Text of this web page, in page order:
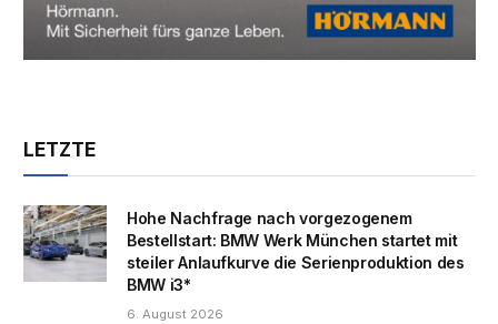
LETZTE
Hohe Nachfrage nach vorgezogenem
Bestellstart: BMW Werk München startet mit
steiler Anlaufkurve die Serienproduktion des
BMW i3*
6. August 2026